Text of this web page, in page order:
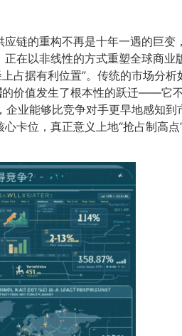
链的重构不再是十年一遇的巨
在以非线性的方式重塑全球商
占据有利位置”。传统的市场分
的价值发生了根本性的跃迁——它
业能够比竞争对手更早地感知
卡位，真正意义上地“抢占制高